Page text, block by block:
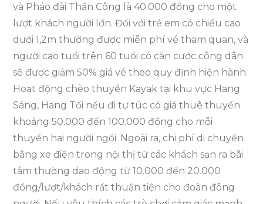
và Pháo đài Thần Công là 40.000 đồng cho một
lượt khách người lớn. Đối với trẻ em có chiều cao
dưới 1,2m thường được miễn phí vé tham quan, và
người cao tuổi trên 60 tuổi có căn cước công dân
sẽ được giảm 50% giá vé theo quy định hiện hành.
Hoạt động chèo thuyền Kayak tại khu vực Hang
Sáng, Hang Tối nếu đi tự túc có giá thuê thuyền
khoảng 50.000 đến 100.000 đồng cho mỗi
thuyền hai người ngồi. Ngoài ra, chi phí di chuyển
bằng xe điện trong nội thị từ các khách sạn ra bãi
tắm thường dao động từ 10.000 đến 20.000
đồng/lượt/khách rất thuận tiện cho đoàn đông